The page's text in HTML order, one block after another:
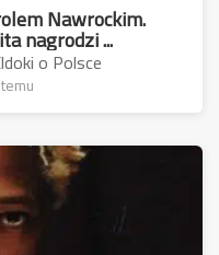
Nawrockim.
nagrodzi ...
o Polsce